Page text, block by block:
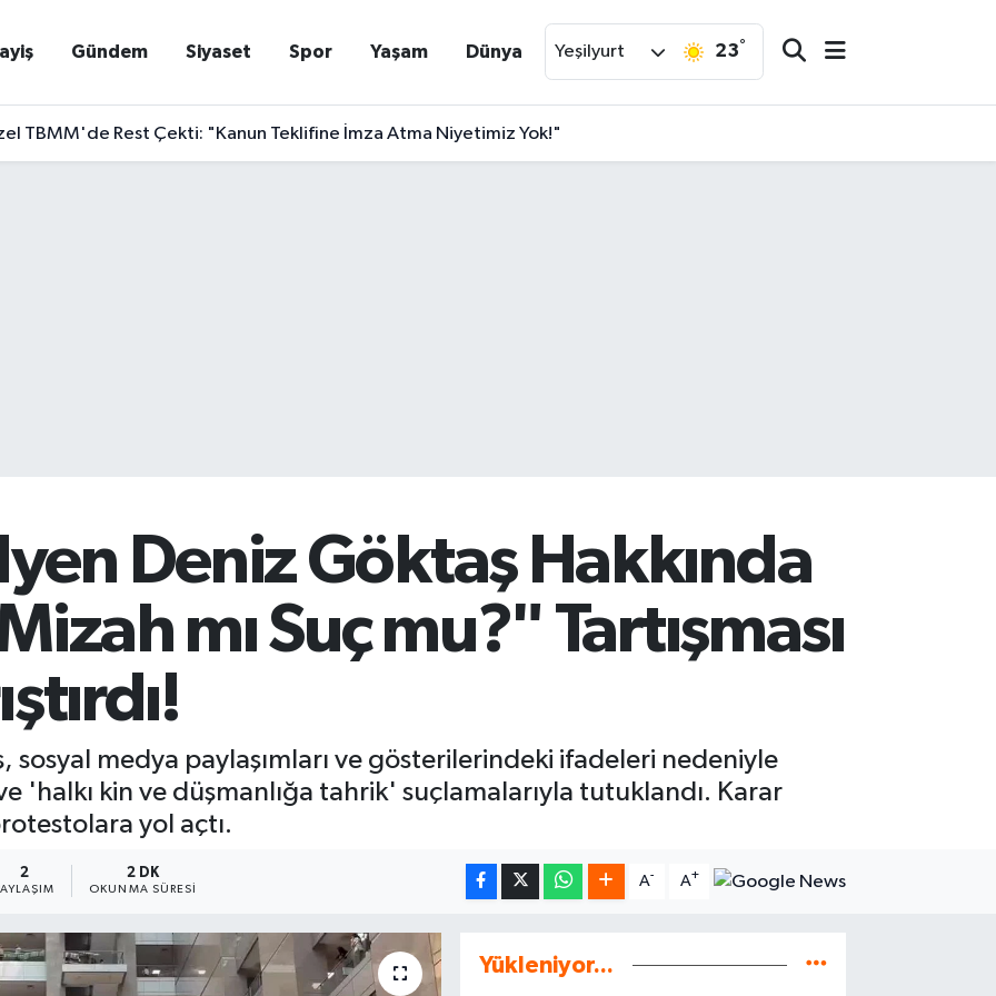
Gündem Siyaset Spor Yaşam Dünya Yeşilyurt 23°
TBMM'de Rest Çekti: "Kanun Teklifine İmza Atma Niyetimiz Yok!"
Deniz Göktaş Hakkında
mı Suç mu?" Tartışması
sosyal medya paylaşımları ve gösterilerindeki ifadeleri nedeniyle
'halkı kin ve düşmanlığa tahrik' suçlamalarıyla tutuklandı. Karar
yol açtı.
2 2 DK
OKUNMA SÜRESI
A- A+
Yükleniyor...